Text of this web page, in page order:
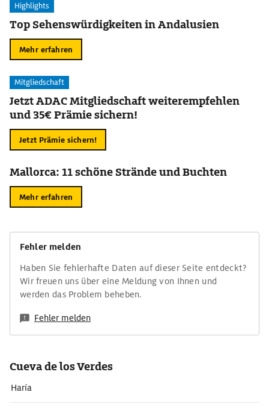
Highlights
Top Sehenswürdigkeiten in Andalusien
Mehr erfahren
Mitgliedschaft
Jetzt ADAC Mitgliedschaft weiterempfehlen
und 35€ Prämie sichern!
Jetzt Prämie sichern!
Mallorca: 11 schöne Strände und Buchten
Mehr erfahren
Fehler melden
Haben Sie fehlerhafte Daten auf dieser Seite entdeckt?
Wir freuen uns über eine Meldung von Ihnen und
werden das Problem beheben.
Fehler melden
Cueva de los Verdes
Haría